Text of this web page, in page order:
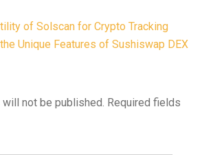
of Solscan for Crypto Tracking
Unique Features of Sushiswap DEX
not be published. Required fields